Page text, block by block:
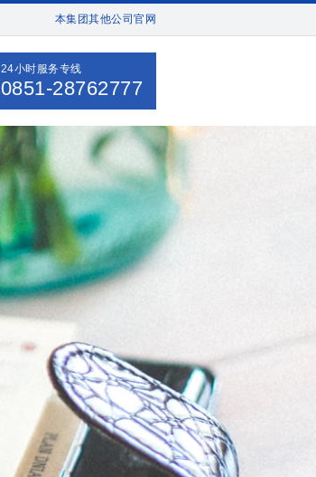
本集团其他公司官网
24小时服务专线
0851-28762777